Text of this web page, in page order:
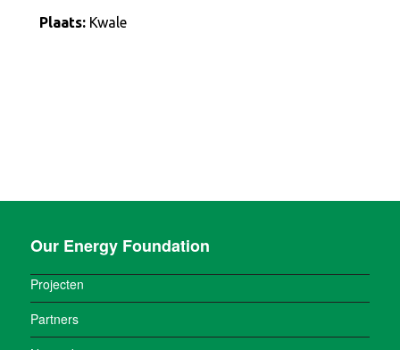
Plaats: Kwale
Our Energy Foundation
Projecten
Partners